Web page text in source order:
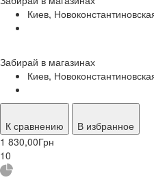
Киев,
Забирай в магазинах
Киев,
К сравнению
В избранное
1 830,00Грн
10